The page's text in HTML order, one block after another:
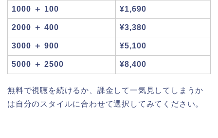
1000 ＋ 100 ¥1,690
2000 ＋ 400 ¥3,380
3000 ＋ 900 ¥5,100
5000 ＋ 2500 ¥8,400
無料で視聴を続けるか、課金して一気見してしまうか
は自分のスタイルに合わせて選択してみてください。